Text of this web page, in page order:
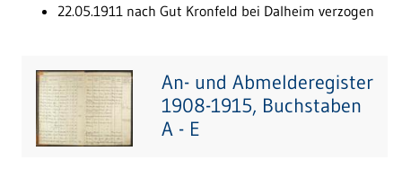
22.05.1911 nach Gut Kronfeld bei Dalheim verzogen
An- und Abmelderegister
1908-1915, Buchstaben
A - E